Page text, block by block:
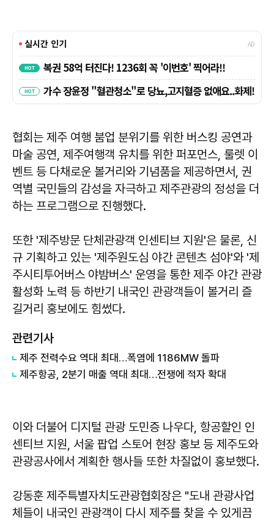
협회는 제주 여행 붐업 분위기를 위한 버스킹 공연과
마술 공연, 제주여행객 유치를 위한 퍼포먼스, 룰렛 이
벤트 등 다채로운 볼거리와 기념품을 제공하면서, 권
역별 국민들의 감성을 자극하고 제주관광의 정성을 더
하는 프로그램으로 진행했다.
또한 '제주방문 단체관광객 인센티브 지원'은 물론, 신
규 기획하고 있는 '제주원도심 야간 콘텐츠 섬야'와 '제
주시티투어버스 야밤버스' 운영을 통한 제주 야간 관광
활성화 노력 등 하반기 내국인 관광객들이 볼거리 즐
길거리 홍보에도 힘썼다.
관련기사
제주 전력수요 역대 최대…폭염에 1186MW 돌파
제주항공, 2분기 매출 역대 최대…전쟁에 적자 확대
이와 더불어 디지털 관광 도민증 나우다, 항공할인 인
센티브 지원, 서울 팝업 스토어 현장 홍보 등 제주도와
관광공사에서 계획한 행사들 또한 차질없이 홍보했다.
강동훈 제주특별자치도관광협회장은 "도내 관광사업
체들이 내국인 관광객이 다시 제주를 찾을 수 있게끔